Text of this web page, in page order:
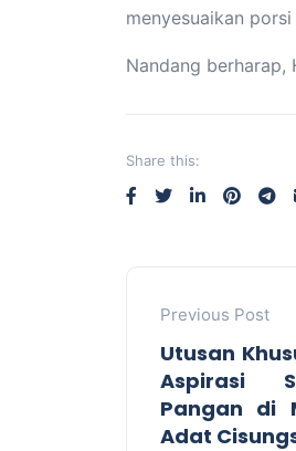
menyesuaikan
Nandang
Share this:
Previous Post
Utusan
Aspirasi
Pangan di
Adat